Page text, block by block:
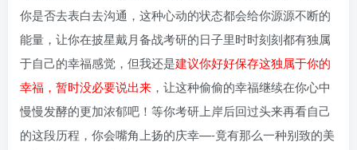
你是否去表白去沟通，这种心动的状态都会给你源源不断的
能量，让你在披星戴月备战考研的日子里时时刻刻都有独属
于自己的幸福感觉，但我还是建议你好好保存这独属于你的
幸福，暂时没必要说出来 ，让这种偷偷的幸福继续在你心中
慢慢发酵的更加浓郁吧！等你考研上岸后回过头来再看自己
的这段历程，你会嘴角上扬的庆幸—-竟有那么一种别致的美